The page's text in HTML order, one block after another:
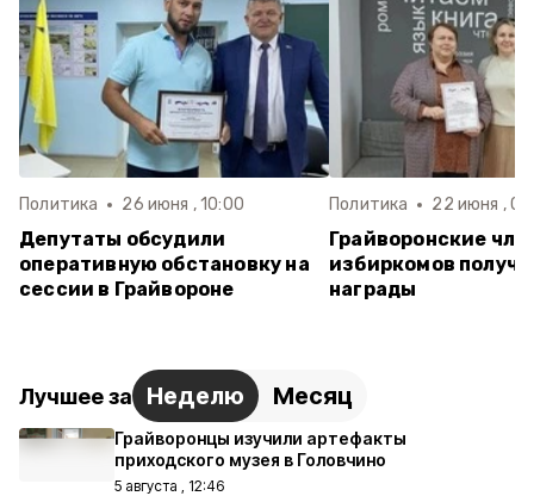
Политика 26 июня , 10:00
Депутаты обсудили
оперативную обстановку на
сессии в Грайвороне
Политика 22 июня ,
Грайворонские
избиркомов
награды
Лучшее за Неделю Месяц
Грайворонцы изучили артефакты
приходского музея в Головчино
5 августа , 12:46